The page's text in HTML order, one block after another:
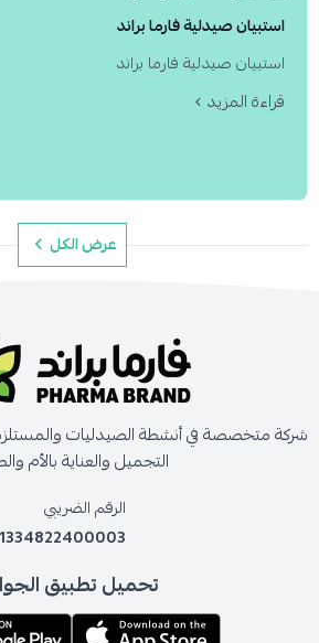
استبيان صيدلية فارما براند
استبيان صيدلية فارما براند
قراءة المزيد
عرض الكل
شركة متخصصة في أنشطة الصيدليات
التجميل والعناية بالأم
الرقم الضريبي
تحميل تطبيق